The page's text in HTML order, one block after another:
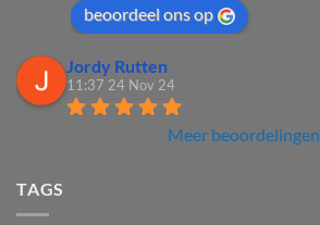
beoordeel ons op
Jordy Rutten
11:37 24 Nov 24
Meer beoordelingen
TAGS